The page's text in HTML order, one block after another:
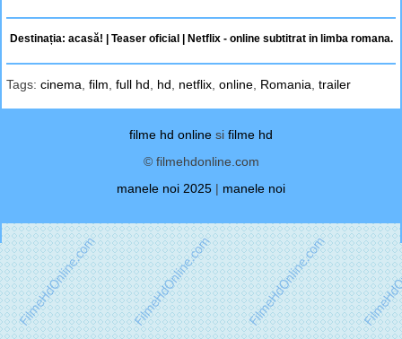
Destinația: acasă! | Teaser oficial | Netflix - online subtitrat in limba romana.
Tags: cinema film full hd hd netflix online Romania trailer
filme hd online si filme hd
© filmehdonline.com
manele noi 2025 | manele noi